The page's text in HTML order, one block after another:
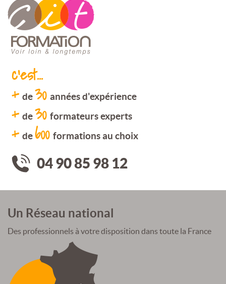
c'est...
+ de30 années d'expérience
+ de30 formateurs experts
+ de600 formations au choix
04 90 85 98 12
Un Réseau national
Des professionnels à votre disposition dans toute la France